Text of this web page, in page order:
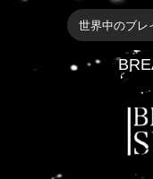
世界中のブレ